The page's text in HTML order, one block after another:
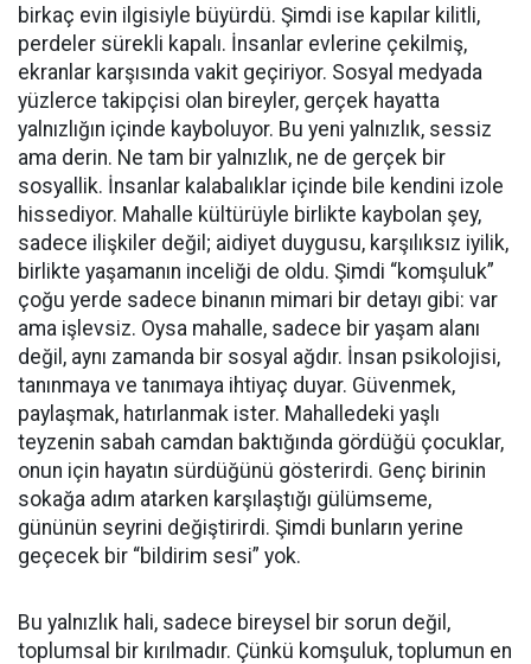
birkaç evin ilgisiyle büyürdü. Şimdi ise kapılar kilitli,
perdeler sürekli kapalı. İnsanlar evlerine çekilmiş,
ekranlar karşısında vakit geçiriyor. Sosyal medyada
yüzlerce takipçisi olan bireyler, gerçek hayatta
yalnızlığın içinde kayboluyor. Bu yeni yalnızlık, sessiz
ama derin. Ne tam bir yalnızlık, ne de gerçek bir
sosyallik. İnsanlar kalabalıklar içinde bile kendini izole
hissediyor. Mahalle kültürüyle birlikte kaybolan şey,
sadece ilişkiler değil; aidiyet duygusu, karşılıksız iyilik,
birlikte yaşamanın inceliği de oldu. Şimdi “komşuluk”
çoğu yerde sadece binanın mimari bir detayı gibi: var
ama işlevsiz. Oysa mahalle, sadece bir yaşam alanı
değil, aynı zamanda bir sosyal ağdır. İnsan psikolojisi,
tanınmaya ve tanımaya ihtiyaç duyar. Güvenmek,
paylaşmak, hatırlanmak ister. Mahalledeki yaşlı
teyzenin sabah camdan baktığında gördüğü çocuklar,
onun için hayatın sürdüğünü gösterirdi. Genç birinin
sokağa adım atarken karşılaştığı gülümseme,
gününün seyrini değiştirirdi. Şimdi bunların yerine
geçecek bir “bildirim sesi” yok.
Bu yalnızlık hali, sadece bireysel bir sorun değil,
toplumsal bir kırılmadır. Çünkü komşuluk, toplumun en